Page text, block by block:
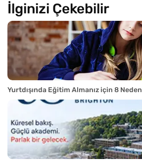
İlginizi Çekebilir
Yurtdışında Eğitim Almanız için 8 Neden